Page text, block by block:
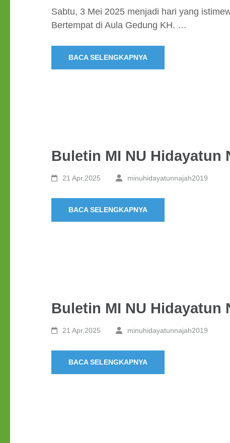
Sabtu, 3 Mei 2025 menjadi hari yang
Bertempat di Aula Gedung KH. …
BACA SELENGKAPNYA
Buletin MI NU Hidayatun
21 Apr,2025 minuhidayatunnajah2019
BACA SELENGKAPNYA
Buletin MI NU Hidayatun
21 Apr,2025 minuhidayatunnajah2019
BACA SELENGKAPNYA